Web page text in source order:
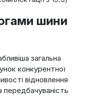
шини
загальна
конкурентної
відновлення